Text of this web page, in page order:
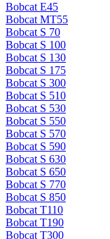
Bobcat E45
Bobcat MT55
Bobcat S 70
Bobcat S 100
Bobcat S 130
Bobcat S 175
Bobcat S 300
Bobcat S 510
Bobcat S 530
Bobcat S 550
Bobcat S 570
Bobcat S 590
Bobcat S 630
Bobcat S 650
Bobcat S 770
Bobcat S 850
Bobcat T110
Bobcat T190
Bobcat T300